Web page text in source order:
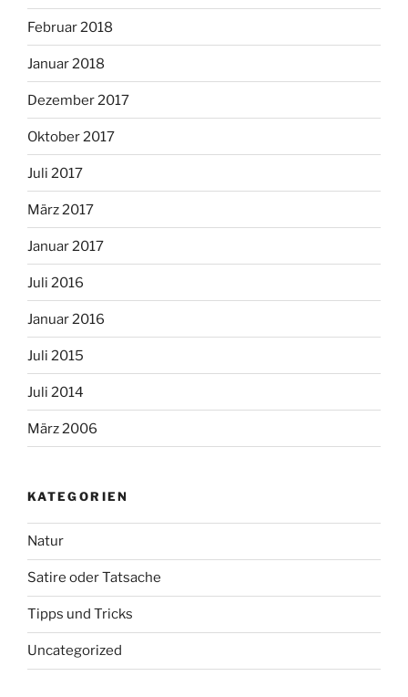
Februar 2018
Januar 2018
Dezember 2017
Oktober 2017
Juli 2017
März 2017
Januar 2017
Juli 2016
Januar 2016
Juli 2015
Juli 2014
März 2006
KATEGORIEN
Natur
Satire oder Tatsache
Tipps und Tricks
Uncategorized